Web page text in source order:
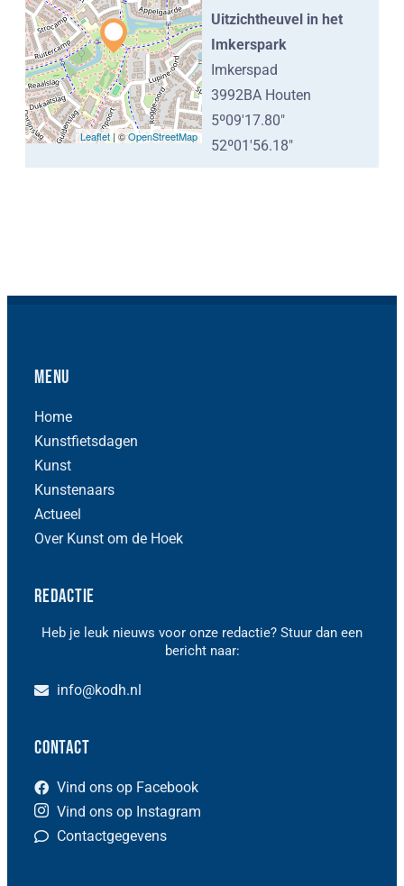
Leaflet| ©OpenStreetMap
Uitzichtheuvel in het
Imkerspark
Imkerspad
3992BA Houten
5º09'17.80"
52º01'56.18"
Menu
Home
Kunstfietsdagen
Kunst
Kunstenaars
Actueel
Over Kunst om de Hoek
Redactie
Heb je leuk nieuws voor onze redactie? Stuur dan een
bericht naar:
info@kodh.nl
Contact
Vind ons op Facebook
Vind ons op Instagram
Contactgegevens